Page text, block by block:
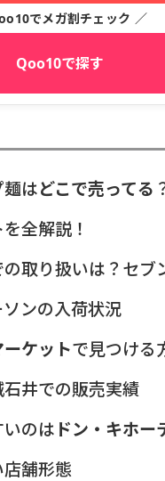
でメガ割チェック ／
Qoo10で探す
麺はどこで売ってる
全解説！
の取り扱いは？セブ
ンの入荷状況
ケットで見つける
井での販売実績
いのは ドン・キホー
舗形態